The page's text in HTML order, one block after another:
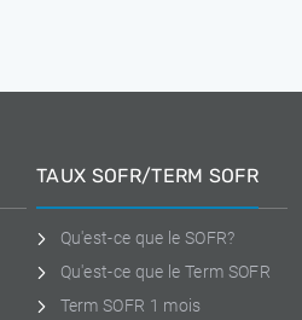
TAUX SOFR/TERM SOFR
Qu'est-ce que le SOFR?
Qu'est-ce que le Term SOFR
Term SOFR 1 mois